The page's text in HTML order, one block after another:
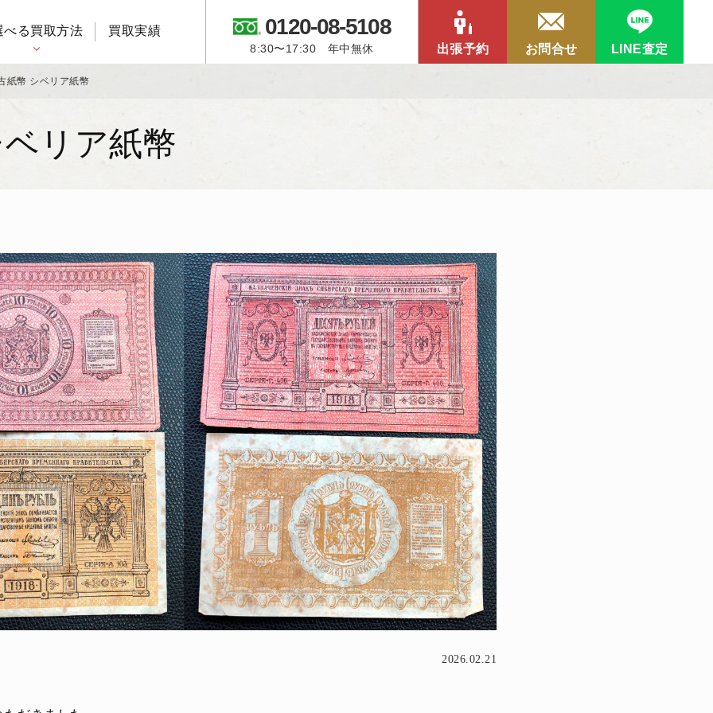
べる買取方法 買取実績 0120-08-5108
8:30〜17:30 年中無休 出張予約 お問合せ LINE査定
紙幣 シベリア紙幣
リア紙幣
2026.02.21